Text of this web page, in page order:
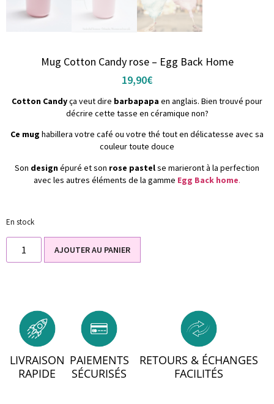
Mug Cotton Candy rose – Egg Back Home
19,90€
Cotton Candyça veut dire barbapapa en anglais. Bien trouvé pour
décrire cette tasse en céramique non?
Ce mug habillera votre café ou votre thé tout en délicatesse avec sa
couleur toute douce
Son designépuré et son rose pastelse marieront à la perfection
avec les autres éléments de la gamme Egg Back home.
En stock
AJOUTER AU PANIER
LIVRAISON
RAPIDE
PAIEMENTS
SÉCURISÉS
RETOURS & ÉCHANGES
FACILITÉS